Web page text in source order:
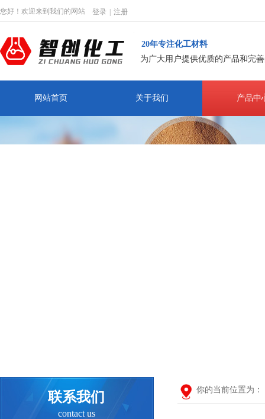
登录 注册
您好！欢迎来到我们的网站
20年专注化工材料
为广大用户提供优质的产品和完
网站首页 关于我们 产品中
你的当前位置为：
联系我们
contact us